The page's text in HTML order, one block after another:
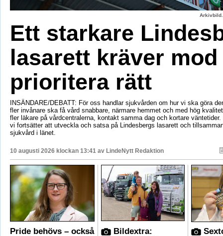
Ett starkare
lasarett kräver
prioritera rätt
INSÄNDARE/DEBATT: För oss handlar sjukvården om hur vi ska göra
fler invånare ska få vård snabbare, närmare hemmet och med hög
fler läkare på vårdcentralerna, kontakt samma dag och kortare
vi fortsätter att utveckla och satsa på Lindesbergs lasarett och
sjukvård i länet.
10 augusti 2026 klockan 13:41 av LindeNytt Redaktion
Pride behövs – också
Bildextra: